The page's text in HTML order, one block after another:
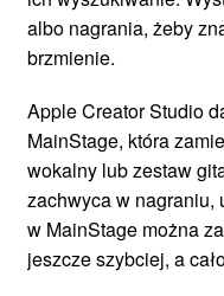
albo nagrania, żeby
brzmienie.
Apple Creator Studio
MainStage, która
wokalny lub zestaw
zachwyca w nagraniu,
w MainStage można
jeszcze szybciej, a